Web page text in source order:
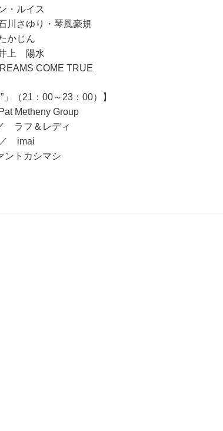
ルイス
さゆり・琴風豪規
じん
上 陽水
COME TRUE
」（21：00～23：00）】
Metheny Group
ラフ＆レディ
／ imai
トカシマシ